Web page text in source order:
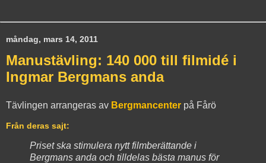
måndag, mars 14, 2011
Manustävling: 140 000 till filmidé i
Ingmar Bergmans anda
Tävlingen arrangeras av Bergmancenter på Fårö
Från deras sajt:
Priset ska stimulera nytt filmberättande i
Bergmans anda och tilldelas bästa manus för